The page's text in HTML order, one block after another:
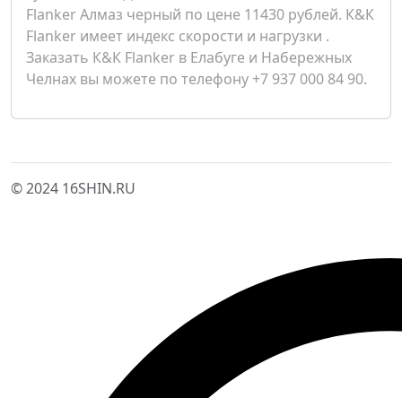
Flanker Алмаз черный по цене 11430 рублей. К&К
Flanker имеет индекс скорости и нагрузки .
Заказать К&К Flanker в Елабуге и Набережных
Челнах вы можете по телефону +7 937 000 84 90.
© 2024 16SHIN.RU